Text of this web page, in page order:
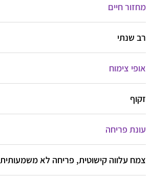
מחזור חיים
רב שנתי
אופי צימוח
זקוף
עונת פריחה
צמח עלווה קישוטית, פריחה לא משמעותית